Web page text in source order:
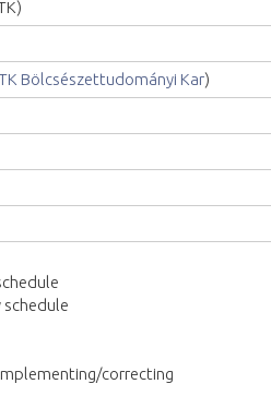
Bölcsészettudományi Kar)
correcting